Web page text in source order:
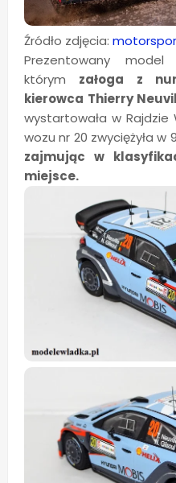
Źródło zdjęcia:
Prezentowany model
którym załoga z
kierowca Thierry
wystartowała w Rajdzie
wozu nr 20 zwyciężyła w
zajmując w
miejsce.